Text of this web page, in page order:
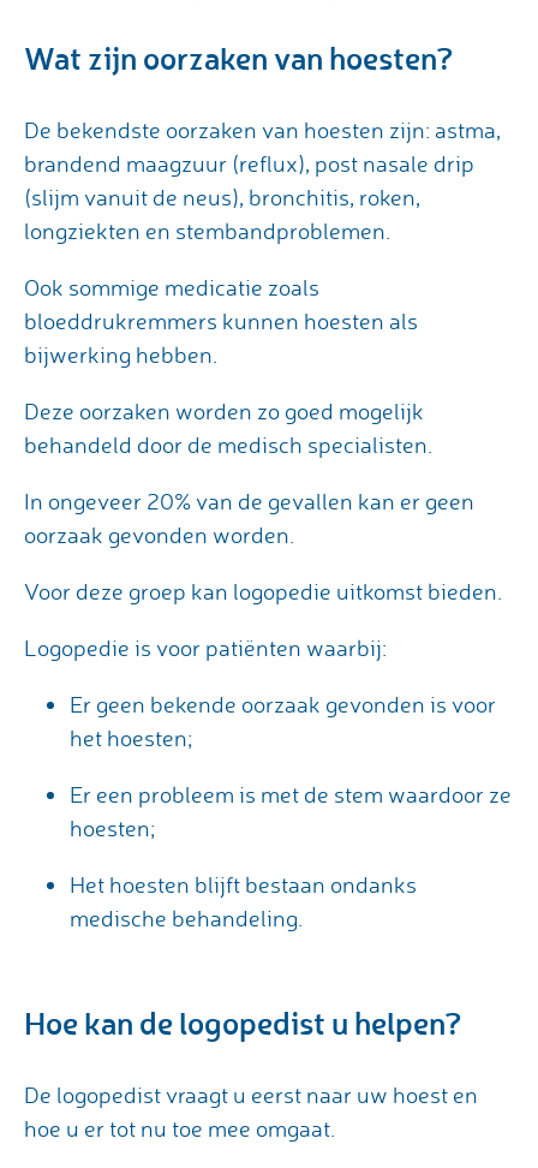
Wat zijn oorzaken van hoesten?
De bekendste oorzaken van hoesten zijn: astma,
brandend maagzuur (reflux), post nasale drip
(slijm vanuit de neus), bronchitis, roken,
longziekten en stembandproblemen.
Ook sommige medicatie zoals
bloeddrukremmers kunnen hoesten als
bijwerking hebben.
Deze oorzaken worden zo goed mogelijk
behandeld door de medisch specialisten.
In ongeveer 20% van de gevallen kan er geen
oorzaak gevonden worden.
Voor deze groep kan logopedie uitkomst bieden.
Logopedie is voor patiënten waarbij:
Er geen bekende oorzaak gevonden is voor
het hoesten;
Er een probleem is met de stem waardoor ze
hoesten;
Het hoesten blijft bestaan ondanks
medische behandeling.
Hoe kan de logopedist u helpen?
De logopedist vraagt u eerst naar uw hoest en
hoe u er tot nu toe mee omgaat.